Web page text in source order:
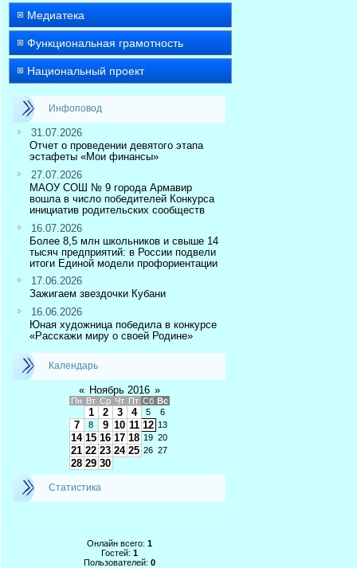
Медиатека
Функциональная грамотность
Национальный проект
Инфоповод
31.07.2026
Отчет о проведении девятого этапа
эстафеты «Мои финансы»
27.07.2026
МАОУ СОШ № 9 города Армавир
вошла в число победителей Конкурса
инициатив родительских сообществ
16.07.2026
Более 8,5 млн школьников и свыше 14
тысяч предприятий: в России подвели
итоги Единой модели профориентации
17.06.2026
Зажигаем звездочки Кубани
16.06.2026
Юная художница победила в конкурсе
«Расскажи миру о своей Родине»
Календарь
« Ноябрь 2016 »
Пн Вт Ср Чт Пт Сб Вс
1 2 3 4 5 6
7 8 9 10 11 12 13
14 15 16 17 18 19 20
21 22 23 24 25 26 27
28 29 30
Статистика
Онлайн всего: 1
Гостей: 1
Пользователей: 0